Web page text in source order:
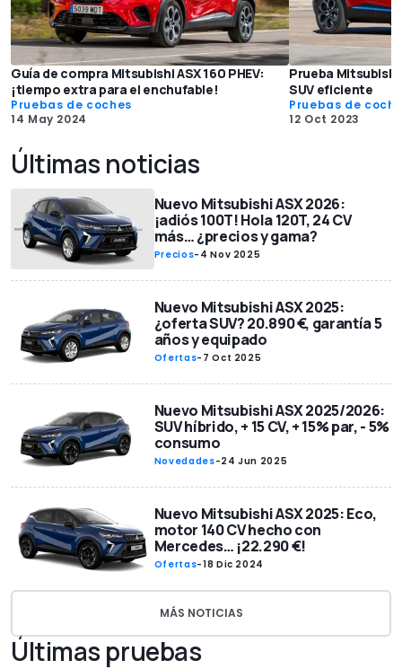
Guía de compra Mitsubishi ASX 160 PHEV:
¡tiempo extra para el enchufable!
Pruebas de coches
14 May 2024
Prueba Mitsubishi
SUV eficiente
Pruebas de
12 Oct 2023
Últimas noticias
Nuevo Mitsubishi ASX 2026:
¡adiós 100T! Hola 120T, 24 CV
más… ¿precios y gama?
Precios- 4 Nov 2025
Nuevo Mitsubishi ASX 2025:
¿oferta SUV? 20.890 €, garantía 5
años y equipado
Ofertas- 7 Oct 2025
Nuevo Mitsubishi ASX 2025/2026:
SUV híbrido, + 15 CV, + 15% par, - 5%
consumo
Novedades-24 Jun 2025
Nuevo Mitsubishi ASX 2025: Eco,
motor 140 CV hecho con
Mercedes… ¡22.290 €!
Ofertas-18 Dic 2024
MÁS NOTICIAS
Últimas pruebas